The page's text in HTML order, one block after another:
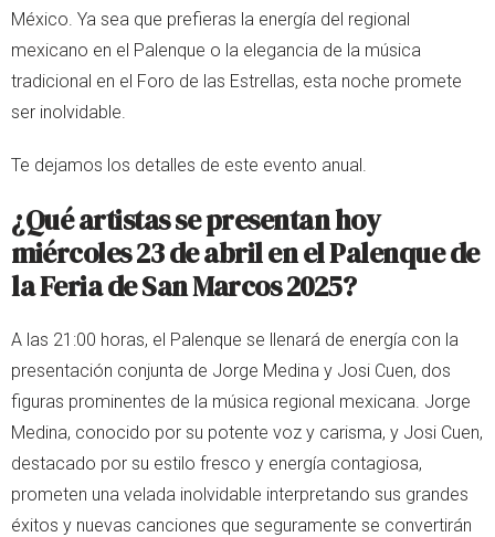
México. Ya sea que prefieras la energía del regional
mexicano en el Palenque o la elegancia de la música
tradicional en el Foro de las Estrellas, esta noche promete
ser inolvidable.
Te dejamos los detalles de este evento anual.
¿Qué artistas se presentan hoy
miércoles 23 de abril en el Palenque de
la Feria de San Marcos 2025?
A las 21:00 horas, el Palenque se llenará de energía con la
presentación conjunta de Jorge Medina y Josi Cuen, dos
figuras prominentes de la música regional mexicana. Jorge
Medina, conocido por su potente voz y carisma, y Josi Cuen,
destacado por su estilo fresco y energía contagiosa,
prometen una velada inolvidable interpretando sus grandes
éxitos y nuevas canciones que seguramente se convertirán